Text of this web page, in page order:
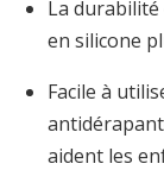
La
en silicone
Facile à
aident les